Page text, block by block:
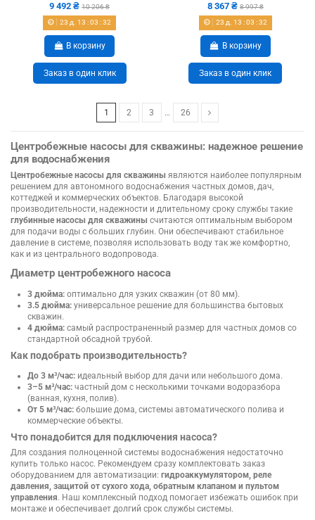
9 492 ₴10 206 ₴
23 д. 13 :03 :31
В корзину
Заказ в один клик
8 367 ₴ 8 997 ₴
23 д. 13 :03 :31
В корзину
Заказ в один клик
1 2 3 … 26
Центробежные насосы для скважины: надежное решение
для водоснабжения
Центробежные насосы для скважины являются наиболее популярным
решением для автономного водоснабжения частных домов, дач,
коттеджей и коммерческих объектов. Благодаря высокой
производительности, надежности и длительному сроку службы такие
глубинные насосы для скважины считаются оптимальным выбором
для подачи воды с больших глубин. Они обеспечивают стабильное
давление в системе, позволяя использовать воду так же комфортно,
как и из центрального водопровода.
Диаметр центробежного насоса
3 дюйма: оптимально для узких скважин (от 80 мм).
3.5 дюйма: универсальное решение для большинства бытовых
скважин.
4 дюйма: самый распространенный размер для частных домов со
стандартной обсадной трубой.
Как подобрать производительность?
До 3 м³/час: идеальный выбор для дачи или небольшого дома.
3–5 м³/час: частный дом с несколькими точками водоразбора
(ванная, кухня, полив).
От 5 м³/час: большие дома, системы автоматического полива и
коммерческие объекты.
Что понадобится для подключения насоса?
Для создания полноценной системы водоснабжения недостаточно
купить только насос. Рекомендуем сразу комплектовать заказ
оборудованием для автоматизации: гидроаккумулятором, реле
давления, защитой от сухого хода, обратным клапаном и пультом
управления. Наш комплексный подход помогает избежать ошибок при
монтаже и обеспечивает долгий срок службы системы.